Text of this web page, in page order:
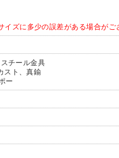
ズに多少の誤差がある場合がご
チール金具
スト、真鍮
ー